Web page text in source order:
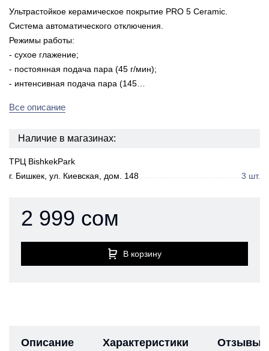
Ультрастойкое керамическое покрытие PRO 5 Ceramic.
Система автоматического отключения.
Режимы работы:
- сухое глажение;
- постоянная подача пара (45 г/мин);
- интенсивная подача пара (145…
Все описание
Наличие в магазинах:
ТРЦ BishkekPark
г. Бишкек, ул. Киевская, дом. 148
3 шт.
2 999 сом
В корзину
Описание Характеристики
Отзывы